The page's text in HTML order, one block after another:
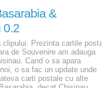
&
0.2
clipului. Prezinta cartile
de Souvenire am adauga
Cand o sa apara
o sa fac un update unde
carti postale cu alte